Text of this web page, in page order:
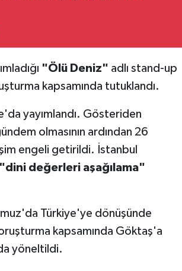
"Ölü Deniz" adlı stand-up
kapsamında tutuklandı.
yayımlandı. Gösteriden
olmasının ardından 26
engeli getirildi. İstanbul
"dini değerleri aşağılama"
Türkiye'ye dönüşünde
kapsamında Göktaş'a
yöneltildi.